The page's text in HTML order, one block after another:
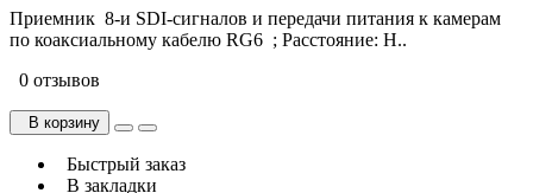
Приемник 8-и SDI-сигналов и передачи питания к камерам
по коаксиальному кабелю RG6 ; Расстояние: H..
0 отзывов
В корзину
Быстрый заказ
В закладки